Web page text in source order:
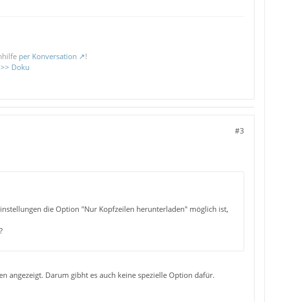
per Konversation
!
Doku
#3
die Option "Nur Kopfzeilen herunterladen" möglich ist,
angezeigt. Darum gibht es auch keine spezielle Option dafür.